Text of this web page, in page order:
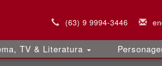
(63) 9 9994-3446
TV & Literatura